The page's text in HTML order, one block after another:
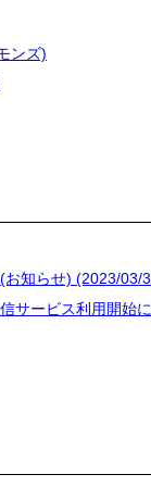
ンズ)
お知らせ) (2023/03/
サービス利用開始